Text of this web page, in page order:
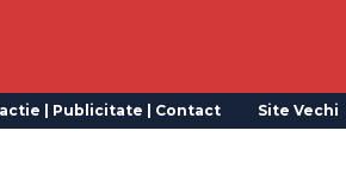
| Publicitate | Contact Site Vechi